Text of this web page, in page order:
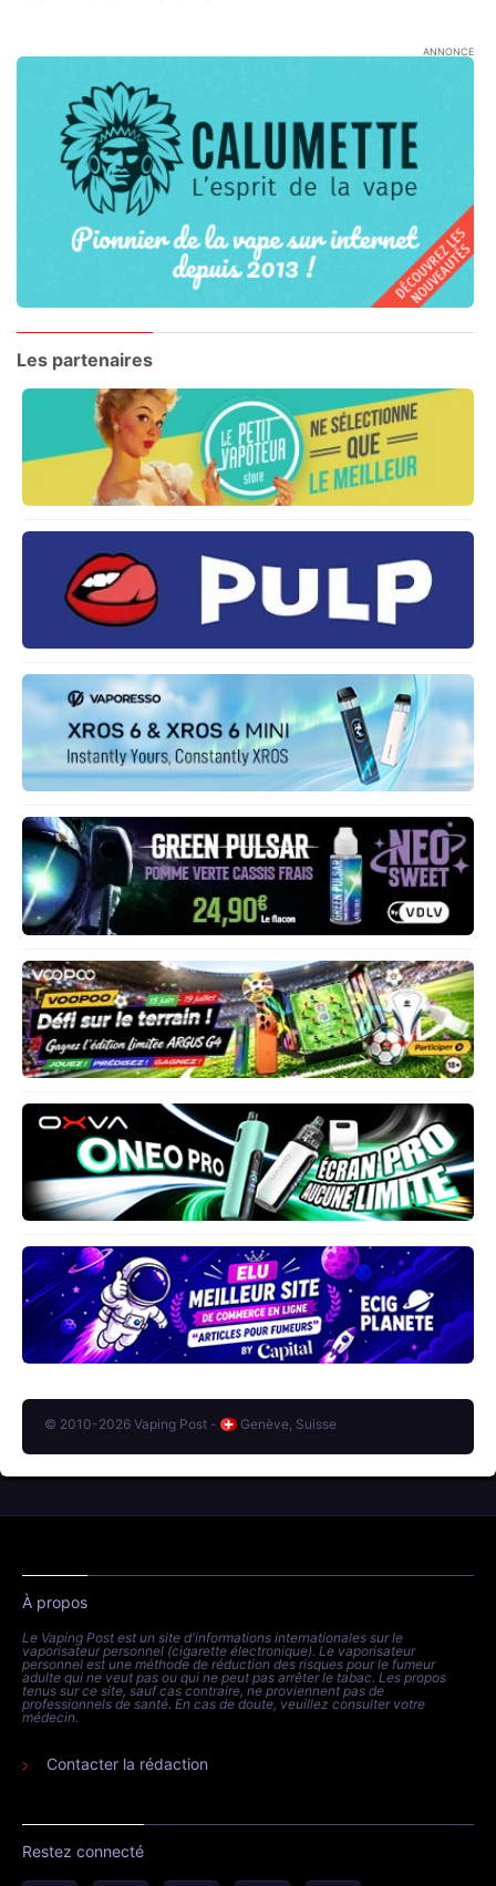
ANNONCE
Les partenaires
© 2010-2026 Vaping Post - Genève, Suisse
À propos
Le Vaping Post est un site d'informations internationales sur le
vaporisateur personnel (cigarette électronique). Le vaporisateur
personnel est une méthode de réduction des risques pour le fumeur
adulte qui ne veut pas ou qui ne peut pas arrêter le tabac. Les propos
tenus sur ce site, sauf cas contraire, ne proviennent pas de
professionnels de santé. En cas de doute, veuillez consulter votre
médecin.
Contacter la rédaction
Restez connecté